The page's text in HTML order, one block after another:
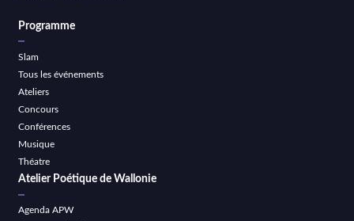
Programme
Slam
Tous les événements
Ateliers
Concours
Conférences
Musique
Théatre
Atelier Poétique de Wallonie
Agenda APW